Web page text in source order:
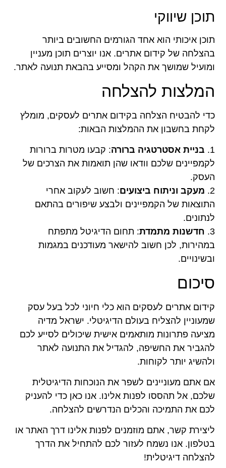
תוכן שיווקי
תוכן איכותי הוא אחד הגורמים החשובים ביותר
בהצלחה של קידום אתרים. אנו יוצרים תוכן מעניין
ומועיל שמושך את הקהל ומסייע בהבאת תנועה לאתר.
המלצות להצלחה
כדי להבטיח הצלחה בקידום אתרים לעסקים, מומלץ
לקחת בחשבון את ההמלצות הבאות:
1. בניית אסטרטגיה ברורה: קבעו מטרות ברורות
לקמפיינים שלכם וודאו שהן תואמות את הצרכים של
העסק.
2. מעקב וניתוח ביצועים: חשוב לעקוב אחרי
התוצאות של הקמפיינים ולבצע שיפורים בהתאם
לנתונים.
3. חדשנות מתמדת: תחום הדיגיטל מתפתח
במהירות, לכן חשוב להישאר מעודכנים במגמות
ובשינויים.
סיכום
קידום אתרים לעסקים הוא כלי חיוני לכל בעל עסק
שמעוניין להצליח בעולם הדיגיטלי. ישראל מדיה
מציעה פתרונות מותאמים אישית שיכולים לסייע לכם
להגביר את החשיפה, להגדיל את התנועה לאתר
ולהשיג יותר לקוחות.
אם אתם מעוניינים לשפר את הנוכחות הדיגיטלית
שלכם, אל תהססו לפנות אלינו. אנו כאן כדי להעניק
לכם את התמיכה והכלים הנדרשים להצלחה.
ליצירת קשר, אתם מוזמנים לפנות אלינו דרך האתר או
בטלפון. אנו נשמח לעזור לכם להתחיל את הדרך
להצלחה דיגיטלית!